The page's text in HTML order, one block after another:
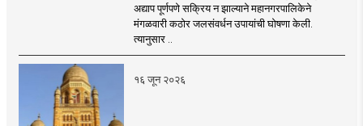
निर्बंध
अद्याप पूर्णपणे सक्रिय न झाल्याने महानगरपालिकेने
मंगळवारी कठोर जलसंवर्धन उपायांची घोषणा केली.
त्यानुसार ..
१६ जून २०२६